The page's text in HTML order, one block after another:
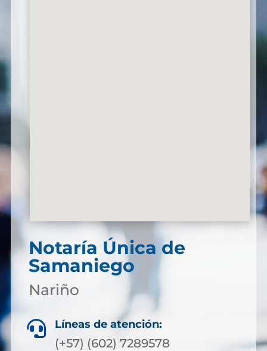
Notaría Única de
Samaniego
Nariño
 Líneas de atención:
(+57) (602) 7289578